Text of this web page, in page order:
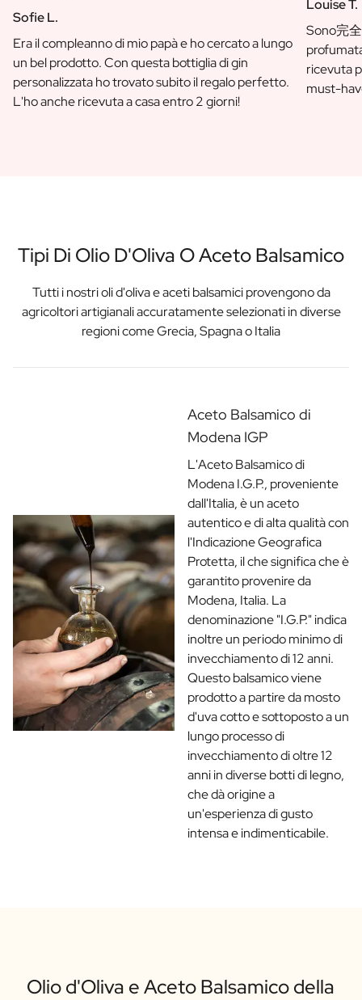
Sofie L.
Era il compleanno di mio papà e ho cercato a lungo
un bel prodotto. Con questa bottiglia di gin
personalizzata ho trovato subito il regalo perfetto.
L'ho anche ricevuta a casa entro 2 giorni!
Louise T.
Sono完
ricevuta
must-
Tipi Di Olio D'Oliva O Aceto Balsamico
Tutti i nostri oli d'oliva e aceti balsamici provengono da
agricoltori artigianali accuratamente selezionati in diverse
regioni come Grecia, Spagna o Italia
Aceto Balsamico di
Modena IGP
L'Aceto Balsamico di
Modena I.G.P., proveniente
dall'Italia, è un aceto
autentico e di alta qualità con
l'Indicazione Geografica
Protetta, il che significa che è
garantito provenire da
Modena, Italia. La
denominazione "I.G.P." indica
inoltre un periodo minimo di
invecchiamento di 12 anni.
Questo balsamico viene
prodotto a partire da mosto
d'uva cotto e sottoposto a un
lungo processo di
invecchiamento di oltre 12
anni in diverse botti di legno,
che dà origine a
un'esperienza di gusto
intensa e indimenticabile.
Olio d'Oliva e Aceto Balsamico della